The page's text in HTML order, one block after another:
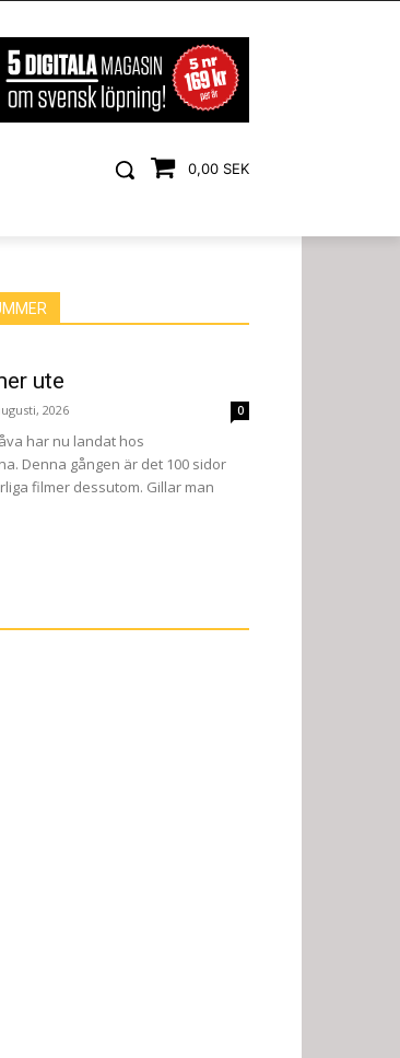
0,00 SEK
ute
2026 0
har nu landat hos
Denna gången är det 100 sidor
filmer dessutom. Gillar man